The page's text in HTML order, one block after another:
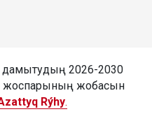
2026-2030
жоспарының жобасын
Rýhy.